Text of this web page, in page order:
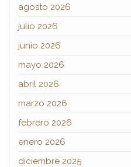
agosto 2026
julio 2026
junio 2026
mayo 2026
abril 2026
marzo 2026
febrero 2026
enero 2026
diciembre 2025